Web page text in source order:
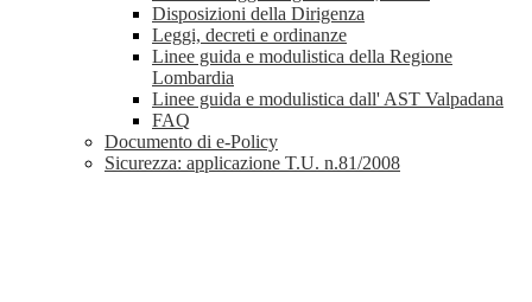
Disposizioni della Dirigenza
Leggi, decreti e ordinanze
Linee guida e modulistica della Regione
Lombardia
Linee guida e modulistica dall' AST Valpadana
FAQ
Documento di e-Policy
Sicurezza: applicazione T.U. n.81/2008